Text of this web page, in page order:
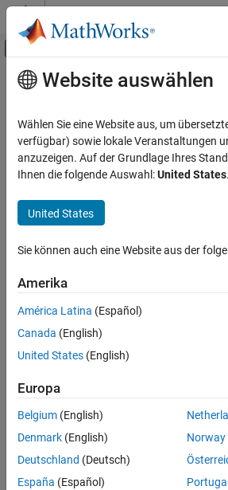
Weiter zum Inhalt
Umschaltung für Off-
Startseite der Dokumentation
Motor Control Blockset
Applications
Code Generation and Deployment
Hardware-Specific Code Generation
Supported Microcontrollers
Texas Instruments
Supported FPGAs
Supported Real-Time Systems
Hauptinhalt
Supported
Motor control applications categorized
supported microcontrollers
Explore Motor Control Blockset™
microcontrollers:
NXP™
Microchip
Renesas
Hardware
Website auswählen
Wählen Sie eine Website aus, um
verfügbar) sowie lokale Veranstaltungen
anzuzeigen. Auf der Grundlage Ihres
Ihnen die folgende Auswahl:United States.
United States
Sie können auch eine Website aus der
Amerika
América Latina (Español)
Canada (English)
United States (English)
Europa
Belgium (English)
Denmark (English)
Deutschland (Deutsch)
España (Español)
Norway
Portugal